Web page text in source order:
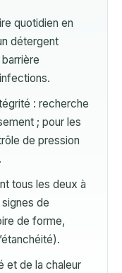
quotidien en
détergent
: recherche
; pour les
de pression
tous les deux à
de
de forme,
et de la chaleur